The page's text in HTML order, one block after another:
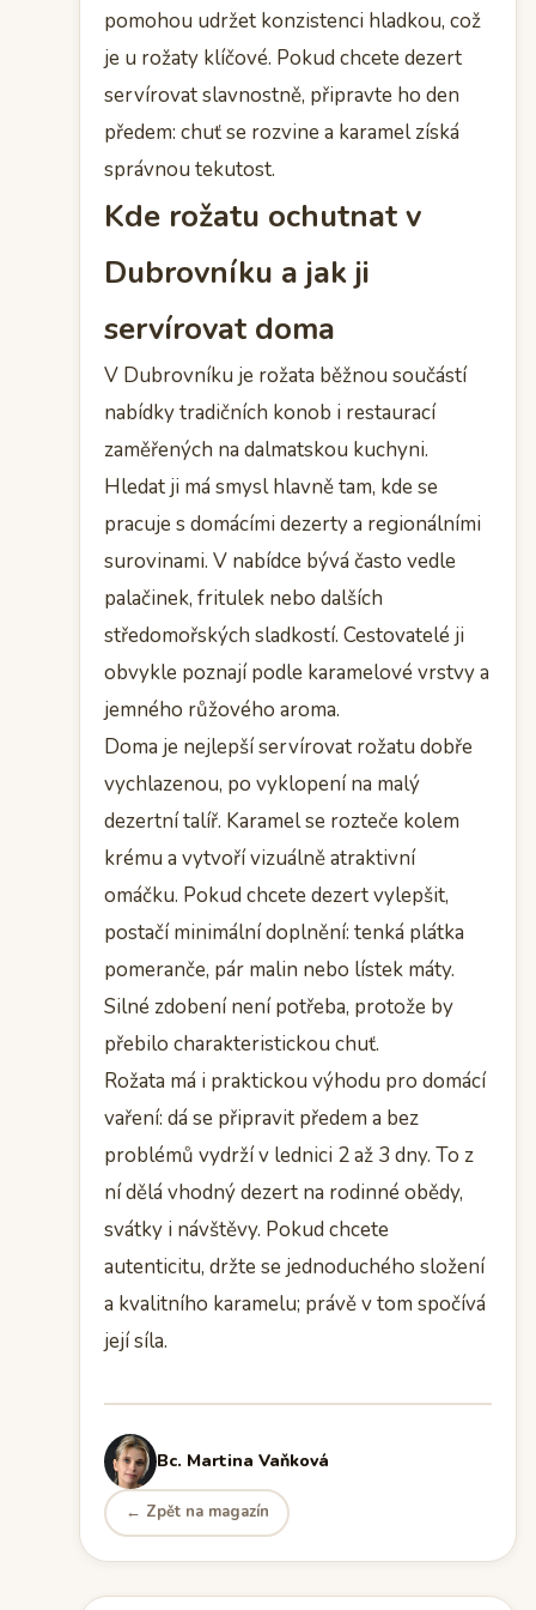
pomohou udržet konzistenci hladkou, což
je u rožaty klíčové. Pokud chcete dezert
servírovat slavnostně, připravte ho den
předem: chuť se rozvine a karamel získá
správnou tekutost.
Kde rožatu ochutnat v
Dubrovníku a jak ji
servírovat doma
V Dubrovníku je rožata běžnou součástí
nabídky tradičních konob i restaurací
zaměřených na dalmatskou kuchyni.
Hledat ji má smysl hlavně tam, kde se
pracuje s domácími dezerty a regionálními
surovinami. V nabídce bývá často vedle
palačinek, fritulek nebo dalších
středomořských sladkostí. Cestovatelé ji
obvykle poznají podle karamelové vrstvy a
jemného růžového aroma.
Doma je nejlepší servírovat rožatu dobře
vychlazenou, po vyklopení na malý
dezertní talíř. Karamel se rozteče kolem
krému a vytvoří vizuálně atraktivní
omáčku. Pokud chcete dezert vylepšit,
postačí minimální doplnění: tenká plátka
pomeranče, pár malin nebo lístek máty.
Silné zdobení není potřeba, protože by
přebilo charakteristickou chuť.
Rožata má i praktickou výhodu pro domácí
vaření: dá se připravit předem a bez
problémů vydrží v lednici 2 až 3 dny. To z
ní dělá vhodný dezert na rodinné obědy,
svátky i návštěvy. Pokud chcete
autenticitu, držte se jednoduchého složení
a kvalitního karamelu; právě v tom spočívá
její síla.
Bc. Martina Vaňková
← Zpět na magazín